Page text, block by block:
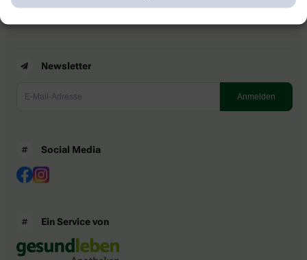
Barrierefreiheitserklärung
Newsletter
Social Media
Ein Service von